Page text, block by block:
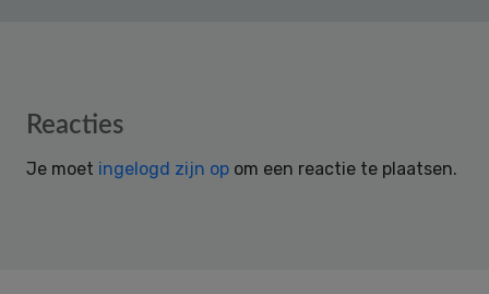
Reader
Reacties
Je moet ingelogd zijn op om een reactie te plaatsen.